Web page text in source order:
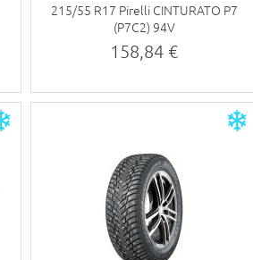
215/55 R17 Pirelli CINTURATO P7
(P7C2) 94V
158,84 €